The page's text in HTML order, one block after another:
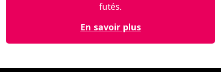
futés.
En savoir plus